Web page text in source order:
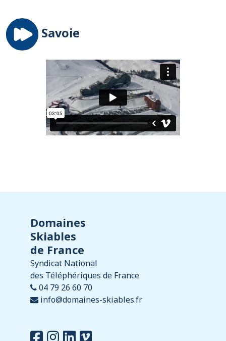
Savoie
Domaines
Skiables
de France
Syndicat National
des Téléphériques de France
04 79 26 60 70
info@domaines-skiables.fr